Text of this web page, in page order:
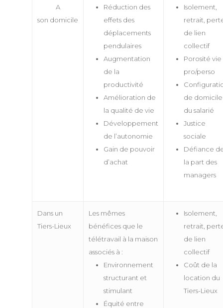
A
son domicile
Réduction des
effets des
déplacements
pendulaires
Augmentation
de la
productivité
Amélioration de
la qualité de vie
Développement
de l’autonomie
Gain de pouvoir
d’achat
Isolement,
retrait,
de lien
collectif
Porosité vie
pro/perso
de domicile
du salarié
Justice
sociale
Défiance
la part des
managers
Dans un
Tiers-Lieux
Les mêmes
bénéfices que le
télétravail à la maison
associés à :
Environnement
structurant et
stimulant
Équité entre
Isolement,
retrait,
de lien
collectif
Coût de la
location du
Tiers-Lieux
Annuaire des
Devenir adhérent
Devenir adhérent
Charte de déontologie
Règlement Intérieur
Statuts de
Qui sommes-nous
Annuaire des
Missions & objectifs
Equipe Permanente
Expertises
Collectivités,
Climat
Mobilité durable
Entreprise, climat &
Événements
Webconfs de l’APCC
Sommet Virtuel du
Sommet Virtuel de la
Publications
Conseils de la
Notes de
Podcast